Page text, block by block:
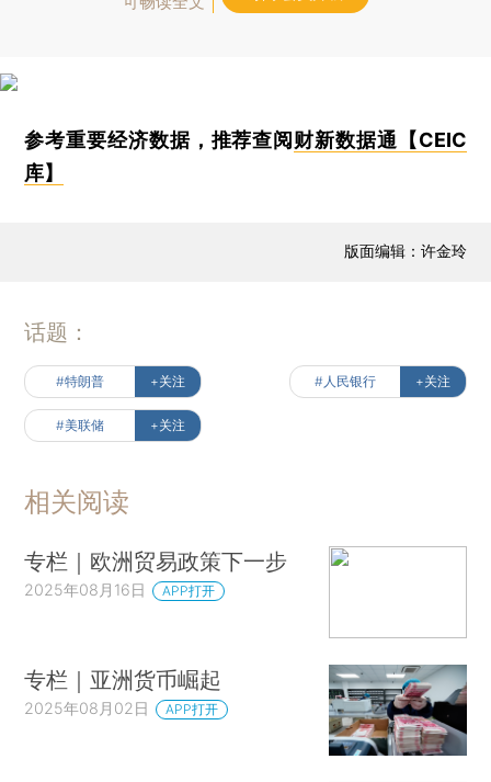
参考重要经济数据，推荐查阅财新数据通【CEIC
库】
版面编辑：许金玲
话题：
#特朗普 +关注 #人民银行 +关注
#美联储 +关注
相关阅读
专栏｜欧洲贸易政策下一步
2025年08月16日 APP打开
专栏｜亚洲货币崛起
2025年08月02日 APP打开